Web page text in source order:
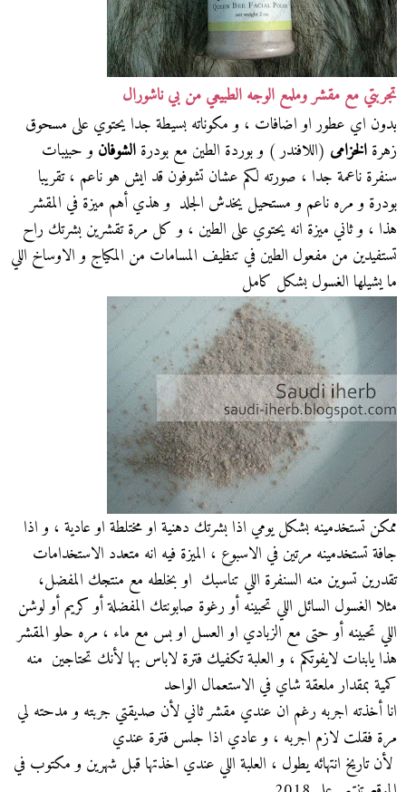
تجربتي مع مقشر وملمع الوجه الطبيعي من بي ناشورال
بدون اي عطور او اضافات ، و مكوناته بسيطة جدا يحتوي على مسحوق
زهرةالخزامى (اللافندر ) و بوردة الطين مع بودرةالشوفانو حبيبات
سنفرة ناعمة جدا ، صورته لكم عشان تشوفون قد ايش هو ناعم ، تقريبا
بودرة و مره ناعم و مستحيل يخدش الجلد و هذي أهم ميزة في المقشر
هذا ، و ثاني ميزة انه يحتوي على الطين ، و كل مرة تقشرين بشرتك راح
تستفيدين من مفعول الطين في تنظيف المسامات من المكياج و الاوساخ اللي
ما يشيلها الغسول بشكل كامل
ممكن تستخدمينه بشكل يومي اذا بشرتك دهنية او مختلطة او عادية ، و اذا
جافة تستخدمينه مرتين في الاسبوع ، الميزة فيه انه متعدد الاستخدامات
تقدرين تسوين منه السنفرة اللي تناسبك او بخلطه مع منتجك المفضل،
مثلا الغسول السائل اللي تحبينه أو رغوة صابونتك المفضلة أو كريم أو لوشن
اللي تحبينه أو حتى مع الزبادي او العسل او بس مع ماء ، مره حلو المقشر
هذا يابنات لايفوتكم ، و العلبة تكفيك فترة لاباس بها لأنك تحتاجين منه
كمية بمقدار ملعقة شاي في الاستعمال الواحد
انا أخذته اجربه رغم ان عندي مقشر ثاني لأن صديقتي جربته و مدحته لي
مرة فقلت لازم اجربه ، و عادي اذا جلس فترة عندي
لأن تاريخ انتهائه يطول ، العلبة اللي عندي اخذتها قبل شهرين و مكتوب في